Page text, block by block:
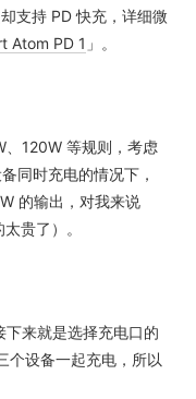
支持 PD 快充，详细微
Atom PD 1 」。
120W 等规则，考虑
同时充电的情况下，
的输出，对我来说
贵了）。
来就是选择充电口的
个设备一起充电，所以